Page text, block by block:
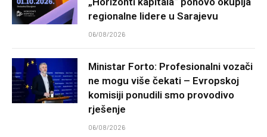
regionalne lidere u Sarajevu
06/08/2026
Ministar Forto: Profesionalni vozači
ne mogu više čekati – Evropskoj
komisiji ponudili smo provodivo
rješenje
06/08/2026